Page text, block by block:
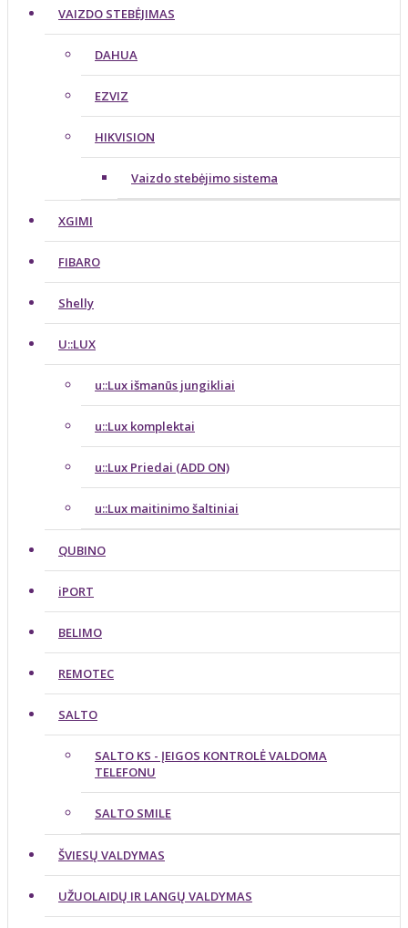
VAIZDO STEBĖJIMAS
DAHUA
EZVIZ
HIKVISION
Vaizdo stebėjimo sistema
XGIMI
FIBARO
Shelly
U::LUX
u::Lux išmanūs jungikliai
u::Lux komplektai
u::Lux Priedai (ADD ON)
u::Lux maitinimo šaltiniai
QUBINO
iPORT
BELIMO
REMOTEC
SALTO
SALTO KS - ĮEIGOS KONTROLĖ VALDOMA
TELEFONU
SALTO SMILE
ŠVIESŲ VALDYMAS
UŽUOLAIDŲ IR LANGŲ VALDYMAS